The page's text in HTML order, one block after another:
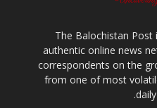
The Balochistan
authentic online news
correspondents on the
from one of most